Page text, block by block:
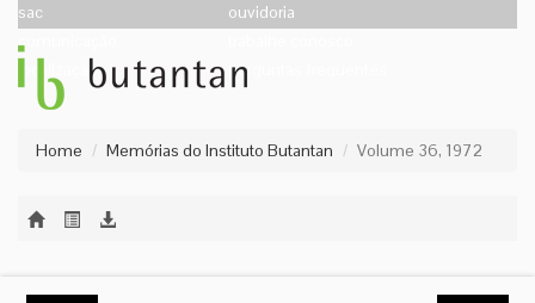
sac
ouvidoria
comunicação
localização
perguntas frequentes
Home Memórias do Instituto Butantan Volume 36, 1972